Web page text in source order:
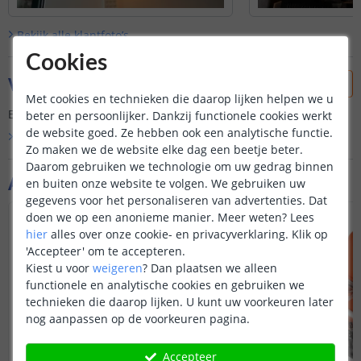
Aanvullende producten
NIEUW
Bekijk alleklantfoto’s
Vraag & antwoord
Er is nog geen vraag gesteld over dit product.
Bekijk alle Vraag & antwoord
Cookies
Met cookies en technieken die daarop lijken helpen we u
beter en persoonlijker. Dankzij functionele cookies werkt
de website goed. Ze hebben ook een analytische functie.
Zo maken we de website elke dag een beetje beter.
Daarom gebruiken we technologie om uw gedrag binnen
en buiten onze website te volgen. We gebruiken uw
gegevens voor het personaliseren van advertenties. Dat
doen we op een anonieme manier. Meer weten? Lees
hier alles over onze cookie- en privacyverklaring. Klik op
'Accepteer' om te accepteren.
Kiest u voor weigeren? Dan plaatsen we alleen
functionele en analytische cookies en gebruiken we
technieken die daarop lijken. U kunt uw voorkeuren later
nog aanpassen op de voorkeuren pagina.
Accepteer